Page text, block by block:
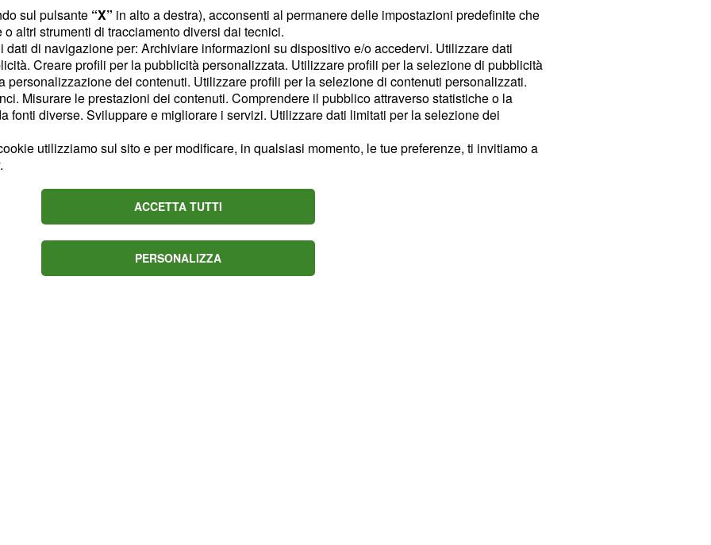
Giza è più preciso in
diMarte. Il
calcolo approssimato
tra le stelle della
e tra i vulcani di
risulta essere
tra i vulcani è di
sono molto simili. Il
cintura di Orione è
che la somigliaza tra
sul pulsante “X” in alto a destra), acconsenti al permanere delle impostazioni predefinite che
altri strumenti di tracciamento diversi dai tecnici.
dati di navigazione per: Archiviare informazioni su dispositivo e/o accedervi. Utilizzare dati
Creare profili per la pubblicità personalizzata. Utilizzare profili per la selezione di pubblicità
personalizzazione dei contenuti. Utilizzare profili per la selezione di contenuti personalizzati.
Misurare le prestazioni dei contenuti. Comprendere il pubblico attraverso statistiche o la
fonti diverse. Sviluppare e migliorare i servizi. Utilizzare dati limitati per la selezione dei
utilizziamo sul sito e per modificare, in qualsiasi momento, le tue preferenze, ti invitiamo a
.
ACCETTA TUTTI
PERSONALIZZA